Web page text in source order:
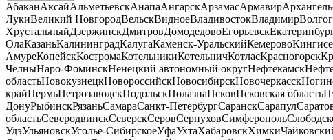
АбаканАксайАльметьевскАнапаАнгарскАрзамасАрмавир
ЛукиВеликий НовгородВельскВидноеВладивостокВладимир
ХрустальныйДзержинскДмитровДомодедовоЕгорьевск
ОлаКазаньКалининградКалугаКаменск-УральскийКемерово
АмуреКопейскКостромаКотельникиКотельничКотласКрасногорск
ЧелныНаро-ФоминскНенецкий автономный округНефтекамск
областьНовокузнецкНовороссийскНовосибирскНовочеркасск
крайПермьПетрозаводскПодольскПолазнаПсковПсковская область
ДонуРыбинскРязаньСамараСанкт-ПетербургСаранскСарапул
областьСеверодвинскСеверскСеровСерпуховСимферополь
УдэУльяновскУсолье-СибирскоеУфаУхтаХабаровскХимки